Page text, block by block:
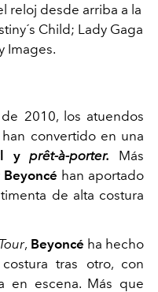
reloj desde arriba a la
Child; Lady Gaga
Images.
2010, los atuendos
convertido en una
yprêt-à-porter. Más
Beyoncé han aportado
de alta costura
, Beyoncé ha hecho
tras otro, con
en escena. Más que